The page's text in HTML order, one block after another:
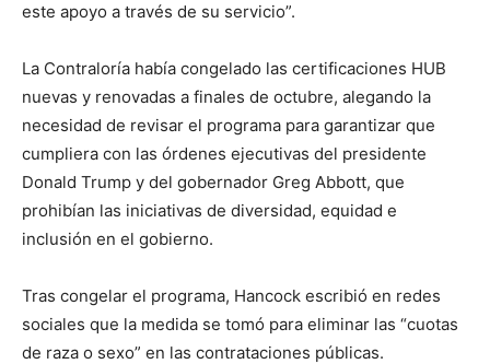
este apoyo a través de su servicio”.
La Contraloría había congelado las certificaciones HUB
nuevas y renovadas a finales de octubre, alegando la
necesidad de revisar el programa para garantizar que
cumpliera con las órdenes ejecutivas del presidente
Donald Trump y del gobernador Greg Abbott, que
prohibían las iniciativas de diversidad, equidad e
inclusión en el gobierno.
Tras congelar el programa, Hancock escribió en redes
sociales que la medida se tomó para eliminar las “cuotas
de raza o sexo” en las contrataciones públicas.